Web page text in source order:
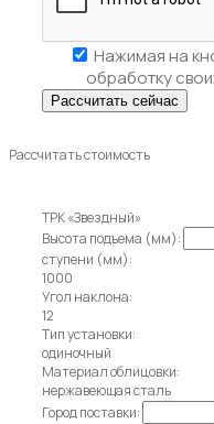
Нажимая на
обработку
Рассчитать стоимость
ТРК «Звездный»
Высота подъема (мм):
ступени (мм):
1000
Угол наклона:
12
Тип установки:
одиночный
Материал облицовки:
нержавеющая сталь
Город поставки: